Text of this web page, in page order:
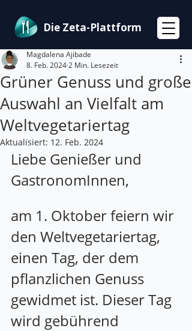
Die Zeta-Plattform
Grüner Genuss und große
Auswahl an Vielfalt am
Weltvegetariertag
Magdalena Ajibade
8. Feb. 20242 Min. Lesezeit
Aktualisiert: 12. Feb. 2024
Liebe Genießer und
GastronomInnen,
am 1. Oktober feiern wir
den Weltvegetariertag,
einen Tag, der dem
pflanzlichen Genuss
gewidmet ist. Dieser Tag
wird gebührend